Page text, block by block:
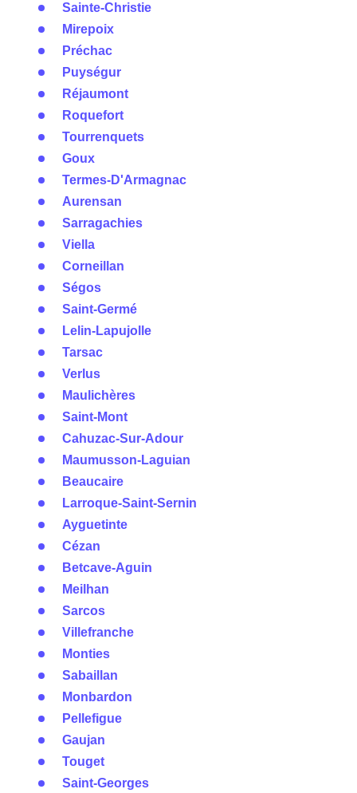
Sainte-Christie
Mirepoix
Préchac
Puységur
Réjaumont
Roquefort
Tourrenquets
Goux
Termes-D'Armagnac
Aurensan
Sarragachies
Viella
Corneillan
Ségos
Saint-Germé
Lelin-Lapujolle
Tarsac
Verlus
Maulichères
Saint-Mont
Cahuzac-Sur-Adour
Maumusson-Laguian
Beaucaire
Larroque-Saint-Sernin
Ayguetinte
Cézan
Betcave-Aguin
Meilhan
Sarcos
Villefranche
Monties
Sabaillan
Monbardon
Pellefigue
Gaujan
Touget
Saint-Georges